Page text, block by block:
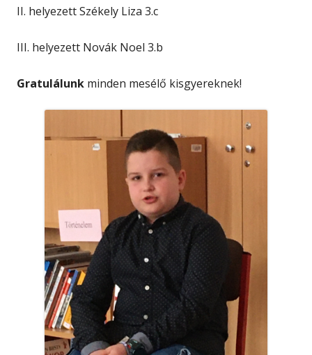
II. helyezett Székely Liza 3.c
III. helyezett Novák Noel 3.b
Gratulálunk minden mesélő kisgyereknek!